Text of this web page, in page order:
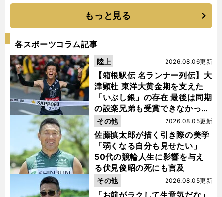
もっと見る
各スポーツコラム記事
【箱根駅伝 名ランナー列伝】大
津顕杜 東洋大黄金期を支えた
「いぶし銀」の存在 最後は同期
の設楽兄弟も受賞できなかった
金栗杯に輝く
2026.08.06更新
陸上
佐藤慎太郎が描く引き際の美学
「弱くなる自分も見せたい」
50代の競輪人生に影響を与え
る伏見俊昭の死にも言及
2026.08.05更新
その他
「お前がラクして生意気だな」
2026.08.05更新
その他